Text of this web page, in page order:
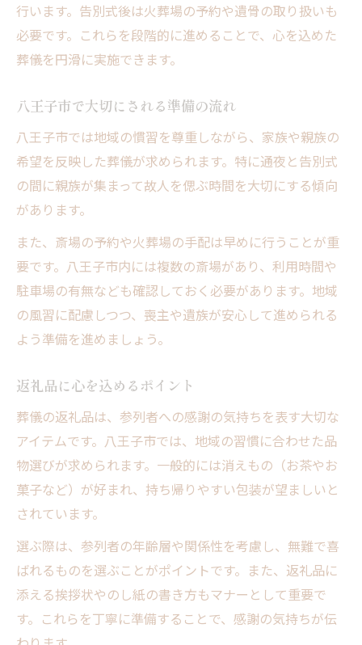
行います。告別式後は火葬場の予約や遺骨の取り扱いも
必要です。これらを段階的に進めることで、心を込めた
葬儀を円滑に実施できます。
八王子市で大切にされる準備の流れ
八王子市では地域の慣習を尊重しながら、家族や親族の
希望を反映した葬儀が求められます。特に通夜と告別式
の間に親族が集まって故人を偲ぶ時間を大切にする傾向
があります。
また、斎場の予約や火葬場の手配は早めに行うことが重
要です。八王子市内には複数の斎場があり、利用時間や
駐車場の有無なども確認しておく必要があります。地域
の風習に配慮しつつ、喪主や遺族が安心して進められる
よう準備を進めましょう。
返礼品に心を込めるポイント
葬儀の返礼品は、参列者への感謝の気持ちを表す大切な
アイテムです。八王子市では、地域の習慣に合わせた品
物選びが求められます。一般的には消えもの（お茶やお
菓子など）が好まれ、持ち帰りやすい包装が望ましいと
されています。
選ぶ際は、参列者の年齢層や関係性を考慮し、無難で喜
ばれるものを選ぶことがポイントです。また、返礼品に
添える挨拶状やのし紙の書き方もマナーとして重要で
す。これらを丁寧に準備することで、感謝の気持ちが伝